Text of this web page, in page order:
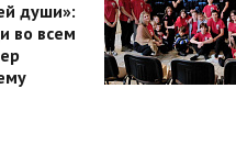
души»:
во всем